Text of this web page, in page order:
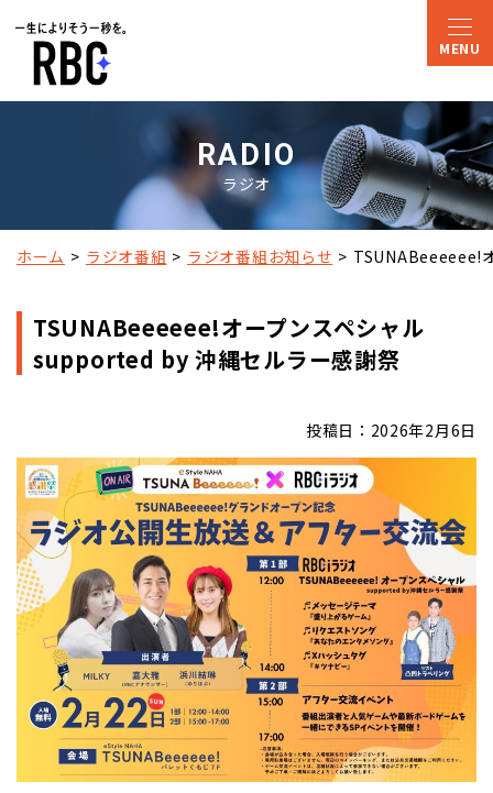
RADIO
ラジオ
ホーム ラジオ番組 ラジオ番組お知らせ TSUNABeeeeee!
TSUNABeeeeee!オープンスペシャル
supported by 沖縄セルラー感謝祭
投稿日：2026年2月6日